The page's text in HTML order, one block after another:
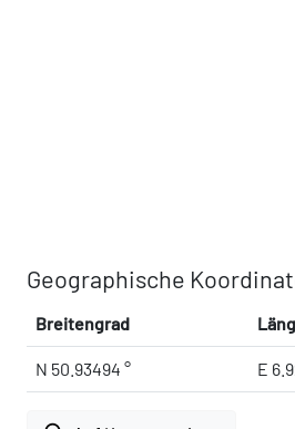
Geographische
Breitengrad
N 50.93494 ° E